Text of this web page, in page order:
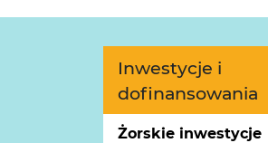
Inwestycje i
dofinansowania
Żorskie inwestycje